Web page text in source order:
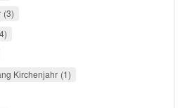
3
4
Kirchenjahr 1